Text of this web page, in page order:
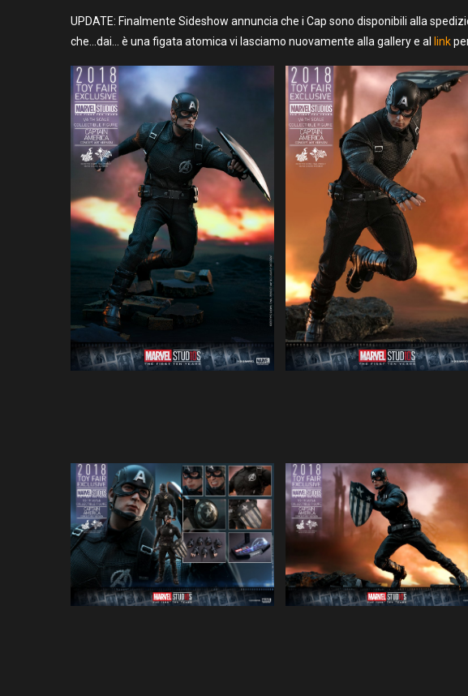
UPDATE: Finalmente Sideshow annuncia che i Cap sono disponibili alla
che…dai… è una figata atomica vi lasciamo nuovamente alla gallery e al
link